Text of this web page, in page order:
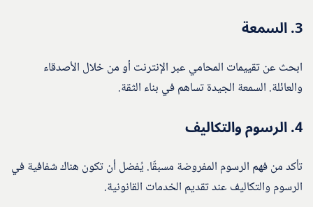
3. السمعة
ابحث عن تقييمات المحامي عبر الإنترنت أو من خلال الأصدقاء
والعائلة. السمعة الجيدة تساهم في بناء الثقة.
4. الرسوم والتكاليف
تأكد من فهم الرسوم المفروضة مسبقًا. يُفضل أن تكون هناك شفافية في
الرسوم والتكاليف عند تقديم الخدمات القانونية.